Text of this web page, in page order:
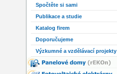
Spočtěte si sami
Publikace a studie
Katalog firem
Doporučujeme
Výzkumné a vzdělávací projekty